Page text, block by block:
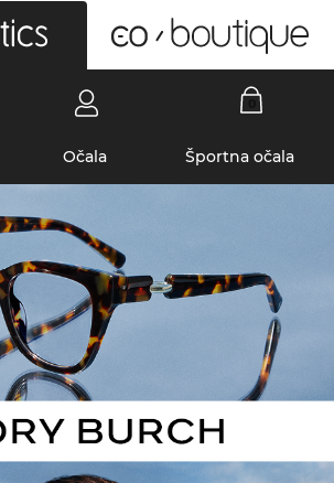
Očala Športna očala